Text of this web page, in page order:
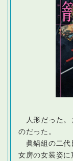
人形だった。
のだった。
眞鍋組の二代
女房の女装姿に